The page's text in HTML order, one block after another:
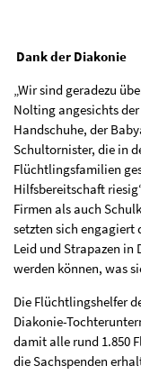
Dank der Diakonie
„Wir sind geradezu
Nolting angesichts
Handschuhe, der
Schultornister, die in
Flüchtlingsfamilien
Hilfsbereitschaft
Firmen als auch
setzten sich engagiert
Leid und Strapazen in
werden können, was
Die Flüchtlingshelfer
Diakonie-
damit alle rund 1.850
die Sachspenden